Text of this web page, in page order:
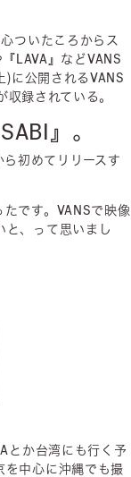
ついたころからス
LAVA』などVANS
)に公開されるVANS
録されている。
』。
初めてリリースす
です。VANSで映像
と、って思いまし
とか台湾にも行く予
を中心に沖縄でも撮